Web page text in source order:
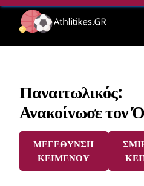
Skip
content
Παναιτωλικός:
Ανακοίνωσε τον
ΜΕΓΕΘΥΝΣΗ
ΚΕΙΜΕΝΟΥ